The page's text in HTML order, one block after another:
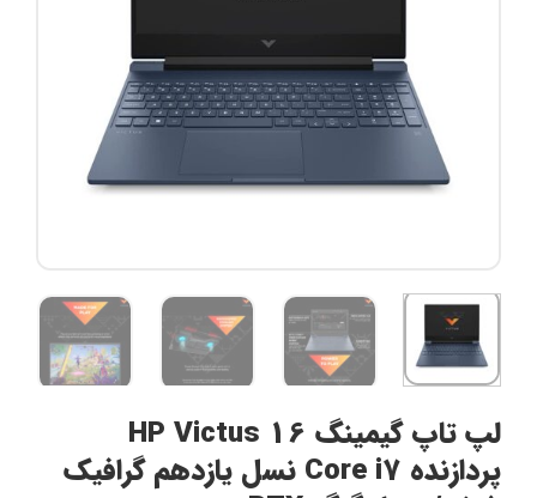
لپ تاپ گیمینگ HP Victus 16
پردازنده Core i7 نسل یازدهم گرافیک